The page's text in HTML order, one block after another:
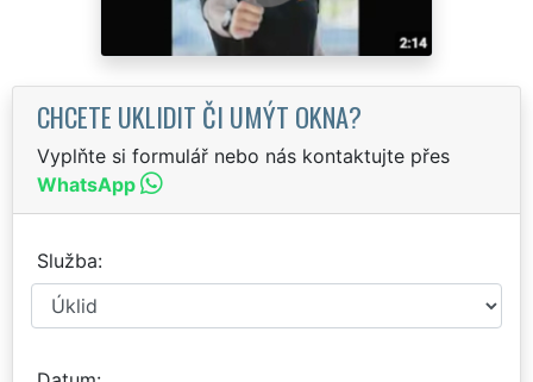
CHCETE UKLIDIT ČI UMÝT OKNA?
Vyplňte si formulář nebo nás kontaktujte přes
WhatsApp
Služba